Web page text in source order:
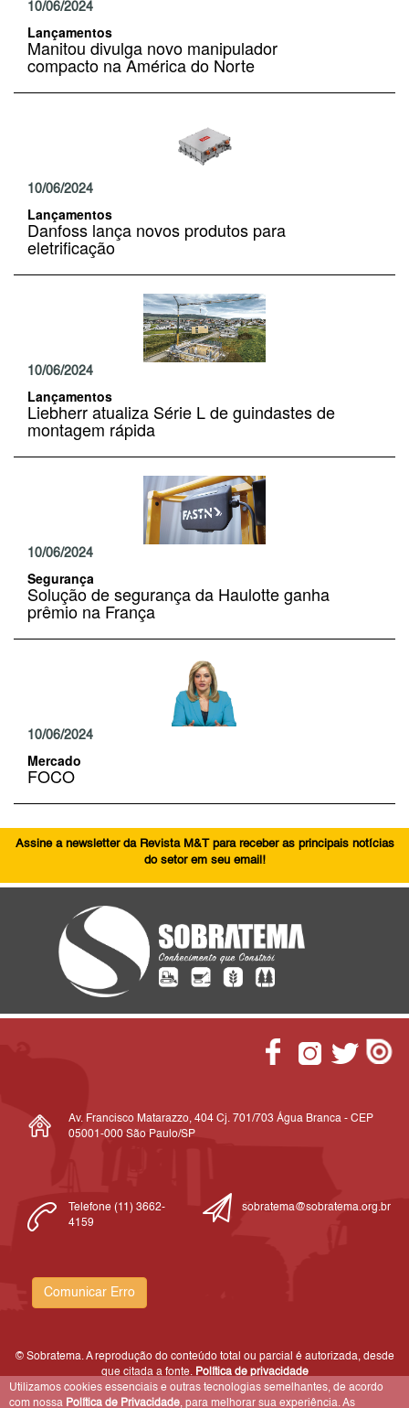
10/06/2024
Lançamentos
Manitou divulga novo manipulador
compacto na América do Norte
10/06/2024
Lançamentos
Danfoss lança novos produtos para
eletrificação
10/06/2024
Lançamentos
Liebherr atualiza Série L de guindastes de
montagem rápida
10/06/2024
Segurança
Solução de segurança da Haulotte ganha
prêmio na França
10/06/2024
Mercado
FOCO
Assine a newsletter da Revista M&T para receber as principais notícias
do setor em seu email!
Av. Francisco Matarazzo, 404 Cj. 701/703 Água Branca - CEP
05001-000 São Paulo/SP
Telefone (11) 3662-
4159
sobratema@sobratema.org.br
Comunicar Erro
© Sobratema. A reprodução do conteúdo total ou parcial é autorizada, desde
que citada a fonte. Política de privacidade
Utilizamos cookies essenciais e outras tecnologias semelhantes, de acordo
com nossa Política de Privacidade, para melhorar sua experiência. As